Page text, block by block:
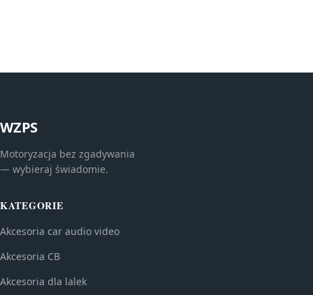
WZPS
Motoryzacja bez zgadywania
— wybieraj świadomie.
KATEGORIE
Akcesoria car audio video
Akcesoria CB
Akcesoria dla lalek